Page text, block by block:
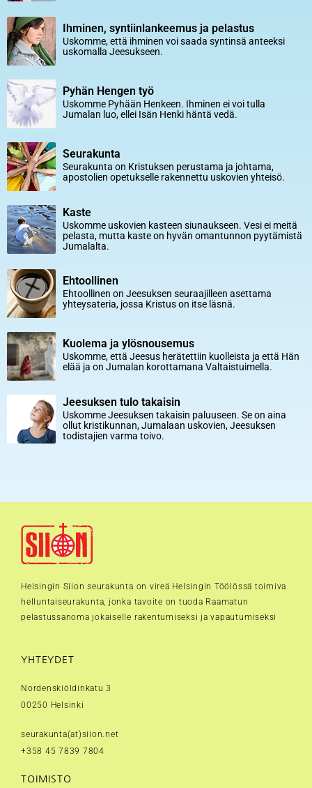
Ihminen, syntiinlankeemus ja pelastus
Uskomme, että ihminen voi saada syntinsä anteeksi
uskomalla Jeesukseen.
Pyhän Hengen työ
Uskomme Pyhään Henkeen. Ihminen ei voi tulla
Jumalan luo, ellei Isän Henki häntä vedä.
Seurakunta
Seurakunta on Kristuksen perustama ja johtama,
apostolien opetukselle rakennettu uskovien yhteisö.
Kaste
Uskomme uskovien kasteen siunaukseen. Vesi ei meitä
pelasta, mutta kaste on hyvän omantunnon pyytämistä
Jumalalta.
Ehtoollinen
Ehtoollinen on Jeesuksen seuraajilleen asettama
yhteysateria, jossa Kristus on itse läsnä.
Kuolema ja ylösnousemus
Uskomme, että Jeesus herätettiin kuolleista ja että Hän
elää ja on Jumalan korottamana Valtaistuimella.
Jeesuksen tulo takaisin
Uskomme Jeesuksen takaisin paluuseen. Se on aina
ollut kristikunnan, Jumalaan uskovien, Jeesuksen
todistajien varma toivo.
Helsingin Siion seurakunta on vireä Helsingin Töölössä toimiva
helluntaiseurakunta, jonka tavoite on tuoda Raamatun
pelastussanoma jokaiselle rakentumiseksi ja vapautumiseksi
YHTEYDET
Nordenskiöldinkatu 3
00250 Helsinki
seurakunta(at)siion.net
+358 45 7839 7804
TOIMISTO